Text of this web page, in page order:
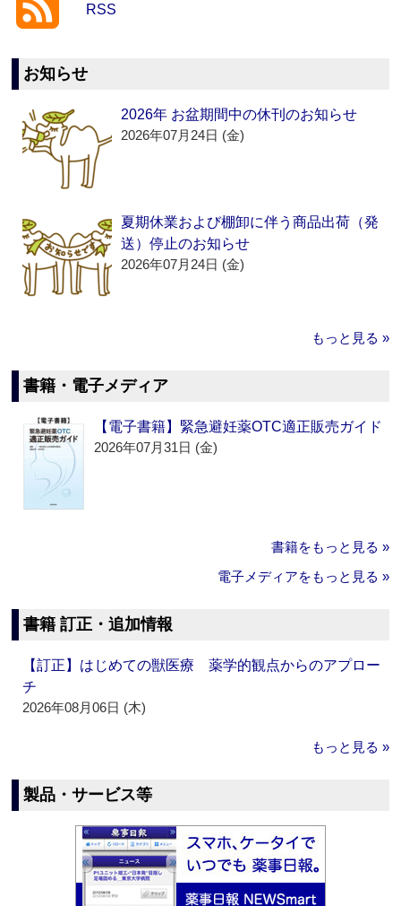
RSS
お知らせ
2026年 お盆期間中の休刊のお知らせ
2026年07月24日 (金)
夏期休業および棚卸に伴う商品出荷（発
送）停止のお知らせ
2026年07月24日 (金)
もっと見る »
書籍・電子メディア
【電子書籍】緊急避妊薬OTC適正販売ガイド
2026年07月31日 (金)
書籍をもっと見る »
電子メディアをもっと見る »
書籍 訂正・追加情報
【訂正】はじめての獣医療 薬学的観点からのアプロー
チ
2026年08月06日 (木)
もっと見る »
製品・サービス等